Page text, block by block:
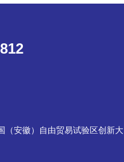
（安徽）自由贸易试验区创新大